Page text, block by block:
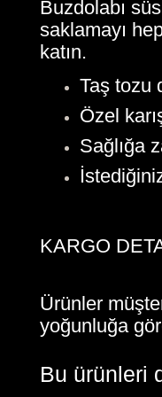
Buzdolabı
saklamayı
katın.
Taş tozu
Özel
Sağlığa
KARGO
Ürünler
yoğunluğa
Bu ürünleri